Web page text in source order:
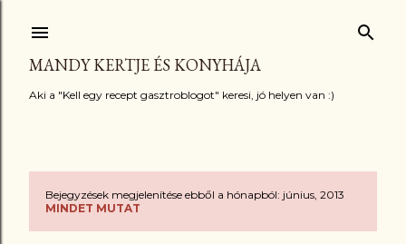
MANDY KERTJE ÉS KONYHÁJA
Aki a "Kell egy recept gasztroblogot" keresi, jó helyen van :)
Bejegyzések megjelenítése ebből a hónapból: június, 2013
MINDET MUTAT